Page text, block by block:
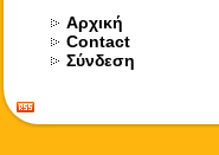
Αρχική
Contact
Σύνδεση